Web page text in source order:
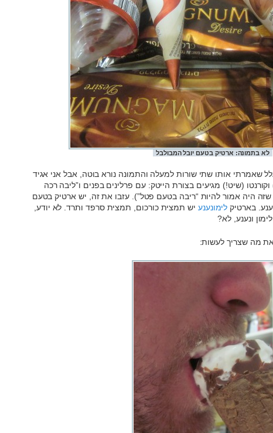
לא בתמונה: ארטיק בטעם יובל המבולבל
שאמרתי אותו שתי שורות למעלה והתמונה נורא בוטה, אבל אני אגיד
(שיט!) מגיעים בצורת הייטק: עם פרלינים בפנים ו”ליבה רכה
היה אמור להיות “ריבה בטעם פטל”). עזבו את זה, יש ארטיק בטעם
בארטיק לימונענע יש תמצית כורכום, תמצית סרפד ותרד. לא יודע,
ונענע, לא?
מה שצריך לעשות: